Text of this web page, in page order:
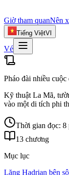
Giờ tham quanNên
Tiếng ViệtVI
Vé
Pháo đài nhiều cuộc
Kỹ thuật La Mã,
vào một di tích phi
Thời gian đọc: 8
13 chương
Mục lục
Lăng Hadrian bên